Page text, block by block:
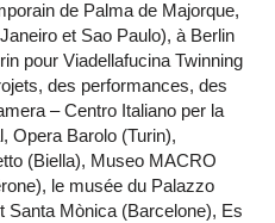
de Palma de Majorque,
et Sao Paulo), à Berlin
pour Viadellafucina Twinning
des performances, des
– Centro Italiano per la
Opera Barolo (Turin),
(Biella), Museo MACRO
le musée du Palazzo
Santa Mònica (Barcelone), Es